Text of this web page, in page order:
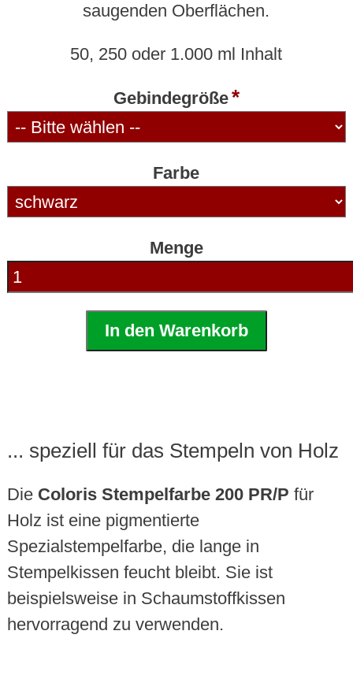
saugenden Oberflächen.
50, 250 oder 1.000 ml Inhalt
Gebindegröße
Farbe
Menge
In den Warenkorb
... speziell für das Stempeln von Holz
Die Coloris Stempelfarbe 200 PR/P für
Holz ist eine pigmentierte
Spezialstempelfarbe, die lange in
Stempelkissen feucht bleibt. Sie ist
beispielsweise in Schaumstoffkissen
hervorragend zu verwenden.